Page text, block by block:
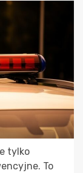
tylko
To